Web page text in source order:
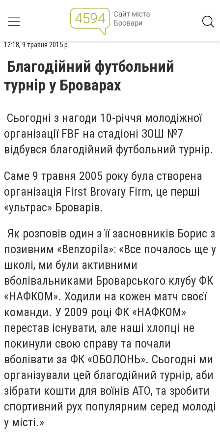
12:18, 9 травня 2015 р.
Благодійний футбольний
турнір у Броварах
Сьогодні з нагоди 10-річчя молодіжної
організації FBF на стадіоні ЗОШ №7
відбувся благодійний футбольний турнір.
Саме 9 травня 2005 року була створена
організація First Brovary Firm, це перші
«ультрас» Броварів.
Як розповів один з її засновників Борис з
позивним «Benzopila»: «Все почалось ще у
школі, ми були активними
вболівальниками Броварського клубу ФК
«НАФКОМ». Ходили на кожен матч своєї
команди. У 2009 році ФК «НАФКОМ»
перестав існувати, але наші хлопці не
покинули свою справу та почали
вболівати за ФК «ОБОЛОНЬ». Сьогодні ми
організували цей благодійний турнір, аби
зібрати кошти для воїнів АТО, та зробити
спортивний рух популярним серед молоді
у місті.»